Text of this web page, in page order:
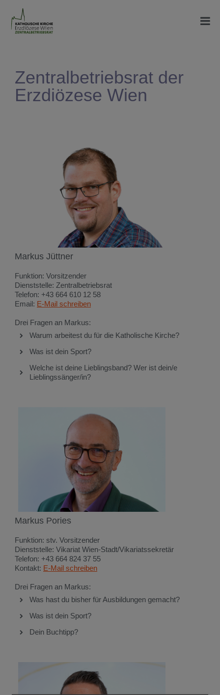
Zentralbetriebsrat der
Erzdiözese Wien
Markus Jüttner
Funktion: Vorsitzender
Dienststelle: Zentralbetriebsrat
Telefon: +43 664 610 12 58
Email: E-Mail schreiben
Drei Fragen an Markus:
Warum arbeitest du für die Katholische Kirche?
Was ist dein Sport?
Welche ist deine Lieblingsband? Wer ist dein/e
Lieblingssänger/in?
Markus Pories
Funktion: stv. Vorsitzender
Dienststelle: Vikariat Wien-Stadt/Vikariatssekretär
Telefon: +43 664 824 37 55
Kontakt: E-Mail schreiben
Drei Fragen an Markus:
Was hast du bisher für Ausbildungen gemacht?
Was ist dein Sport?
Dein Buchtipp?